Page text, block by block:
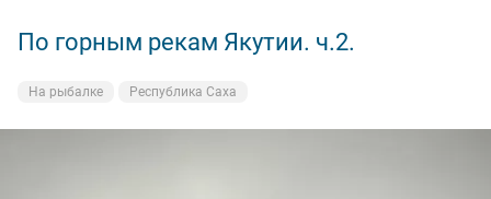
По горным рекам Якутии. ч.2.
На рыбалке Республика Саха